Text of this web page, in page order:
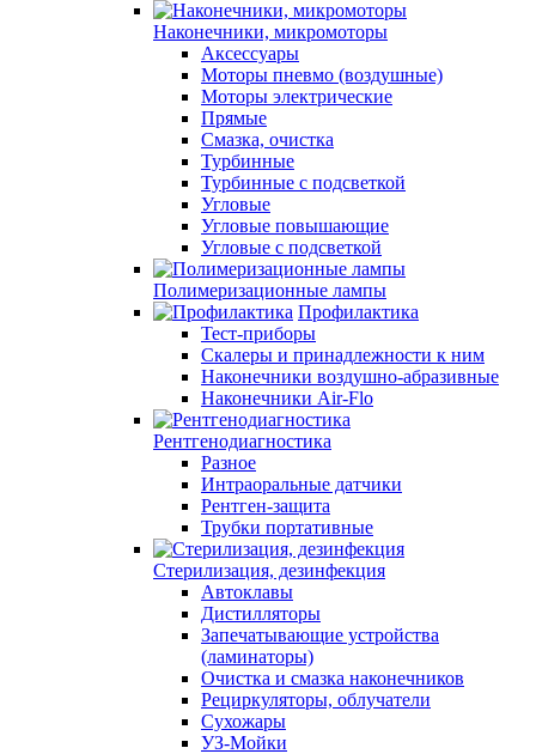
Наконечники, микромоторы
Аксессуары
Моторы пневмо (воздушные)
Моторы электрические
Прямые
Смазка, очистка
Турбинные
Турбинные с подсветкой
Угловые
Угловые повышающие
Угловые с подсветкой
Полимеризационные лампы
Профилактика
Тест-приборы
Скалеры и принадлежности к ним
Наконечники воздушно-абразивные
Наконечники Air-Flo
Рентгенодиагностика
Разное
Интраоральные датчики
Рентген-защита
Трубки портативные
Стерилизация, дезинфекция
Автоклавы
Дистилляторы
Запечатывающие устройства
(ламинаторы)
Очистка и смазка наконечников
Рециркуляторы, облучатели
Сухожары
УЗ-Мойки